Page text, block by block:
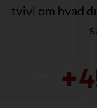
tvivl om hvad